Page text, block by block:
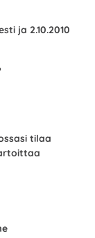
ja 2.10.2010
tilaa